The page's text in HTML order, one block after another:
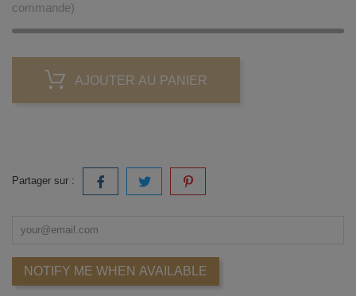
commande)
AJOUTER AU PANIER
Partager sur :
NOTIFY ME WHEN AVAILABLE